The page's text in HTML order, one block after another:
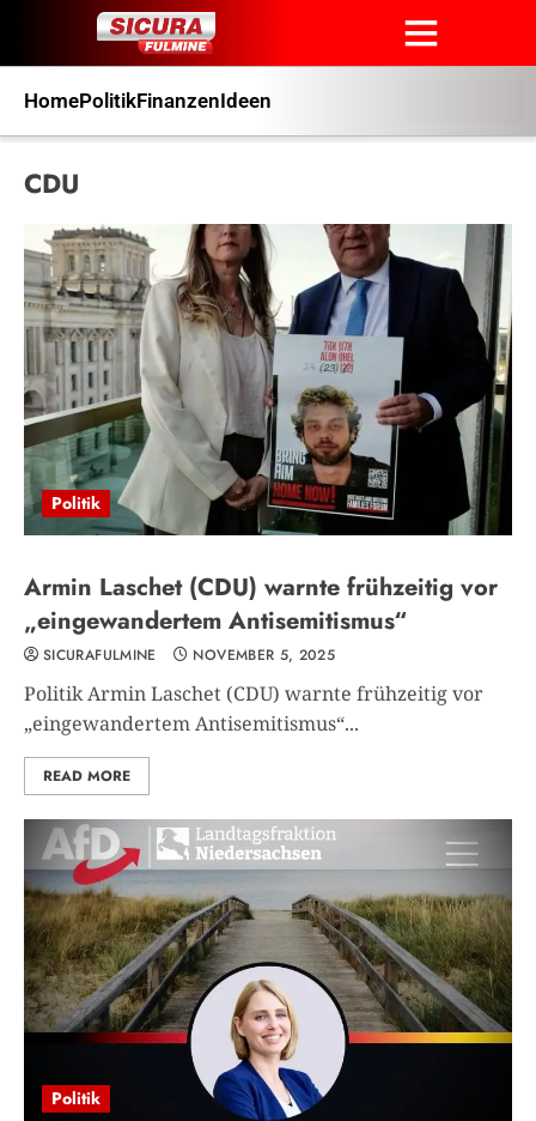
HomePolitikFinanzenIdeen
CDU
Politik
Armin Laschet (CDU) warnte frühzeitig vor
„eingewandertem Antisemitismus“
SICURAFULMINE NOVEMBER 5, 2025
Politik Armin Laschet (CDU) warnte frühzeitig vor
„eingewandertem Antisemitismus“...
READ MORE
Politik